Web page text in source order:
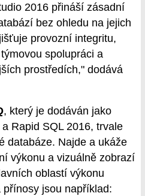
2016 přináší zásadní
bez ohledu na jejich
provozní integritu,
spolupráci a
prostředích," dodává
, který je dodáván jako
Rapid SQL 2016, trvale
databáze. Najde a ukáže
výkonu a vizuálně zobrazí
oblastí výkonu
jsou například: